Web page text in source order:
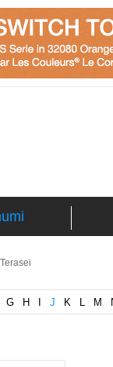
G H J K L M